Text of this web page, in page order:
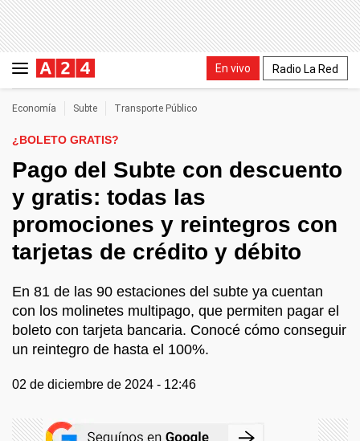
En vivo Radio La Red
Economía Subte Transporte Público
¿BOLETO GRATIS?
Pago del Subte con descuento
y gratis: todas las
promociones y reintegros con
tarjetas de crédito y débito
En 81 de las 90 estaciones del subte ya cuentan
con los molinetes multipago, que permiten pagar el
boleto con tarjeta bancaria. Conocé cómo conseguir
un reintegro de hasta el 100%.
02 de diciembre de 2024 - 12:46